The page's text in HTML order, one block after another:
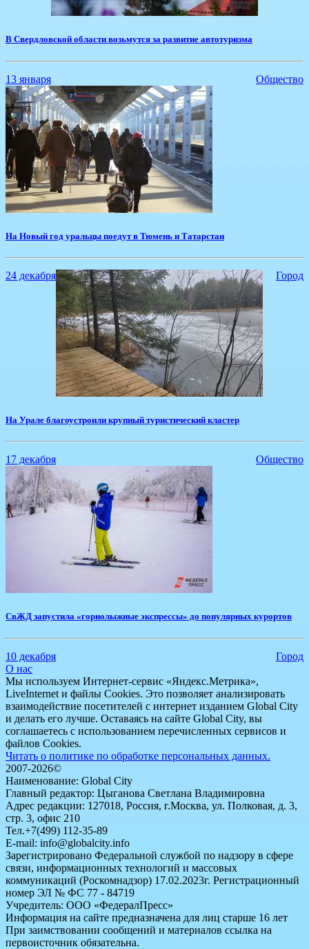
В Свердловской области возьмутся за развитие автотуризма
13 января Общество
На Новый год уральцы поедут в Тюмень и Татарстан
24 декабря Город
На Урале благоустроили крупный туристический кластер
17 декабря Общество
СвЖД запустила «горнолыжные экспрессы» до популярных курортов
10 декабря
Город
О нас
Мы используем Интернет-сервис «Яндекс.Метрика»,
LiveInternet и файлы Cookies. Это позволяет анализировать
взаимодействие посетителей с интернет изданием Global City
и делать его лучше. Оставаясь на сайте Global City, вы
соглашаетесь с использованием перечисленных сервисов и
файлов Cookies.
Читать о политике по обработке персональных данных.
2007-2026©
Наименование: Global City
Главный редактор: Цыганова Светлана Владимировна
Адрес редакции: 127018, Россия, г.Москва, ул. Полковая, д. 3,
стр. 3, офис 210
Тел.+7(499) 112-35-89
E-mail: info@globalcity.info
Зарегистрировано Федеральной службой по надзору в сфере
связи, информационных технологий и массовых
коммуникаций (Роскомнадзор) 17.02.2023г. Регистрационный
номер ЭЛ № ФС 77 - 84719
Учредитель: ООО «ФедералПресс»
Информация на сайте предназначена для лиц старше 16 лет
При заимствовании сообщений и материалов ссылка на
первоисточник обязательна.